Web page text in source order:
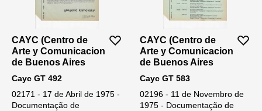
CAYC (Centro de
Arte y Comunicacion
de Buenos Aires
Cayc GT 492
02171 - 17 de Abril de 1975 -
Documentação de
CAYC (Centro de
Arte y Comunicacion
de Buenos Aires
Cayc GT 583
02196 - 11 de Novembro de
1975 - Documentação de